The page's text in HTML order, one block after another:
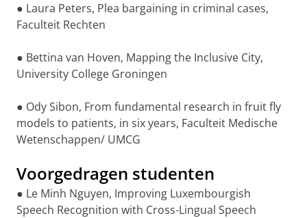
● Laura Peters, Plea bargaining in criminal cases,
Faculteit Rechten
● Bettina van Hoven, Mapping the Inclusive City,
University College Groningen
● Ody Sibon, From fundamental research in fruit fly
models to patients, in six years, Faculteit Medische
Wetenschappen/ UMCG
Voorgedragen studenten
● Le Minh Nguyen, Improving Luxembourgish
Speech Recognition with Cross-Lingual Speech